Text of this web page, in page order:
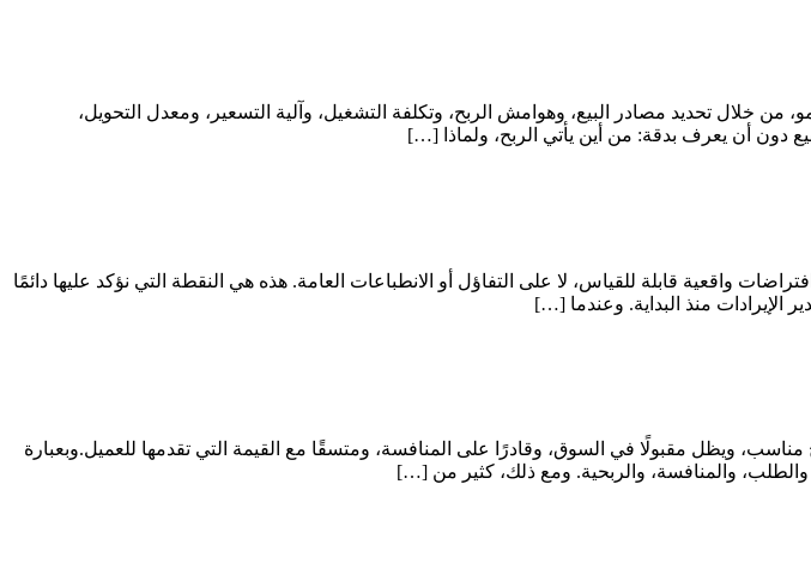
من خلال تحديد مصادر البيع، وهوامش الربح، وتكلفة التشغيل، وآلية التسعير، ومعدل التحويل،
دون أن يعرف بدقة: من أين يأتي الربح، ولماذا […]
واقعية قابلة للقياس، لا على التفاؤل أو الانطباعات العامة. هذه هي النقطة التي نؤكد عليها دائمًا
منذ البداية. وعندما […]
ويظل مقبولًا في السوق، وقادرًا على المنافسة، ومتسقًا مع القيمة التي تقدمها للعميل.وبعبارة
والمنافسة، والربحية. ومع ذلك، كثير من […]